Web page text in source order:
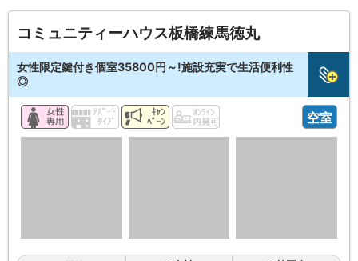
コミュニティーハウス板橋練馬徳丸
女性限定鍵付き個室35800円～!施設充実で生活便利性
◎
空室